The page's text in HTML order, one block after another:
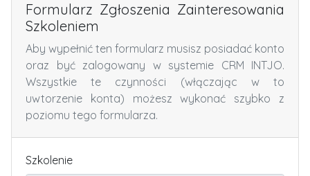
Formularz Zgłoszenia Zainteresowania
Szkoleniem
Aby wypełnić ten formularz musisz posiadać konto
oraz być zalogowany w systemie CRM INTJO.
Wszystkie te czynności (włączając w to
uwtorzenie konta) możesz wykonać szybko z
poziomu tego formularza.
Szkolenie